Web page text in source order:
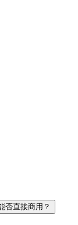
否直接商用？